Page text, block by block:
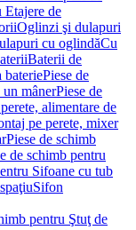
Etajere de
Oglinzi şi dulapuri
cu oglindăCu
Baterii de
bateriePiese de
mânerPiese de
alimentare de
pe perete, mixer
Piese de schimb
de schimb pentru
Sifoane cu tub
Sifon
pentru Ştuţ de